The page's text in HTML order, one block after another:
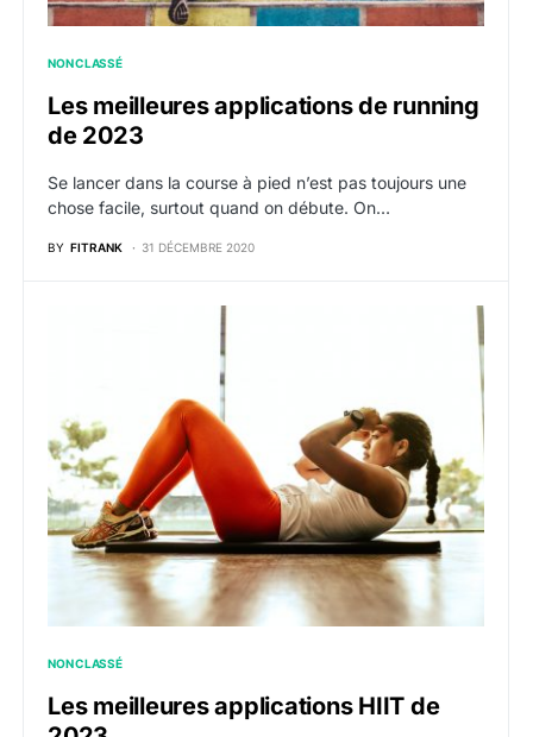
NON CLASSÉ
Les meilleures applications de running
de 2023
Se lancer dans la course à pied n’est pas toujours une
chose facile, surtout quand on débute. On…
BY FITRANK 31 DÉCEMBRE 2020
NON CLASSÉ
Les meilleures applications HIIT de